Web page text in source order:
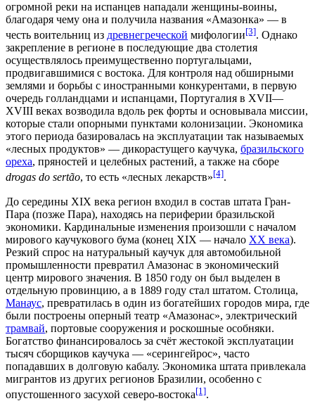
огромной реки на испанцев нападали женщины-воины,
благодаря чему она и получила названия «Амазонка» — в
честь воительниц из древнегреческой мифологии[3]. Однако
закрепление в регионе в последующие два столетия
осуществлялось преимущественно португальцами,
продвигавшимися с востока. Для контроля над обширными
землями и борьбы с иностранными конкурентами, в первую
очередь голландцами и испанцами, Португалия в XVII—
XVIII веках возводила вдоль рек форты и основывала миссии,
которые стали опорными пунктами колонизации. Экономика
этого периода базировалась на эксплуатации так называемых
«лесных продуктов» — дикорастущего каучука, бразильского
ореха, пряностей и целебных растений, а также на сборе
drogas do sertão, то есть «лесных лекарств»[4].
До середины XIX века регион входил в состав штата Гран-
Пара (позже Пара), находясь на периферии бразильской
экономики. Кардинальные изменения произошли с началом
мирового каучукового бума (конец XIX — начало XX века).
Резкий спрос на натуральный каучук для автомобильной
промышленности превратил Амазонас в экономический
центр мирового значения. В 1850 году он был выделен в
отдельную провинцию, а в 1889 году стал штатом. Столица,
Манаус, превратилась в один из богатейших городов мира, где
были построены оперный театр «Амазонас», электрический
трамвай, портовые сооружения и роскошные особняки.
Богатство финансировалось за счёт жестокой эксплуатации
тысяч сборщиков каучука — «серингейрос», часто
попадавших в долговую кабалу. Экономика штата привлекала
мигрантов из других регионов Бразилии, особенно с
опустошенного засухой северо-востока[1].